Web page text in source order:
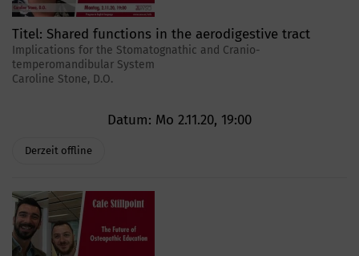
Titel: Shared functions in the aerodigestive tract
Implications for the Stomatognathic and Cranio-
temperomandibular System
Caroline Stone, D.O.
Datum: Mo 2.11.20, 19:00
Derzeit offline